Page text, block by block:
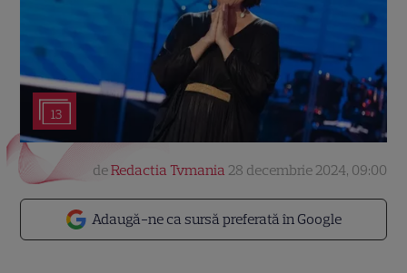
13
Adaugă-ne ca sursă preferată în Google
deRedactia Tvmania 28 decembrie 2024, 09:00